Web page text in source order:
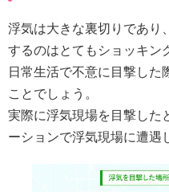
浮気は大きな裏切りであり
するのはとてもショッキン
日常生活で不意に目撃した
ことでしょう。
実際に浮気現場を目撃した
ーションで浮気現場に遭遇